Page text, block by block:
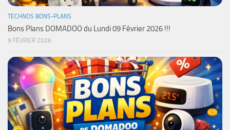
TECHNOS BONS-PLANS
Bons Plans DOMADOO du Lundi 09 Février 2026 !!!
9 FÉVRIER 2026